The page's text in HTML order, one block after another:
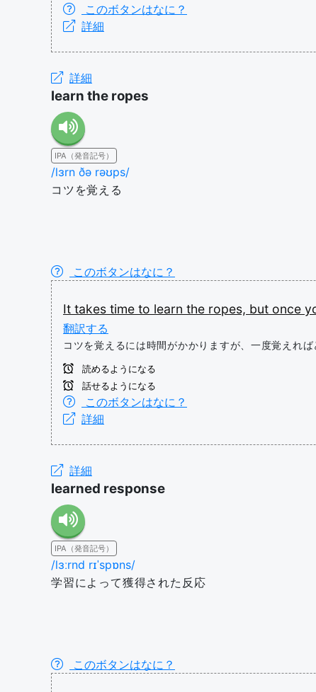
このボタンはなに？
詳細
詳細
learn the ropes
IPA（発音記号）
/lɜrn ðə rəʊps/
コツを覚える
このボタンはなに？
It takes time to learn the ropes, but once
翻訳する
コツを覚えるには時間がかかりますが、一度覚えれ
読めるようになる
話せるようになる
このボタンはなに？
詳細
詳細
learned response
IPA（発音記号）
/lɜːrnd rɪˈspɒns/
学習によって獲得された反応
このボタンはなに？